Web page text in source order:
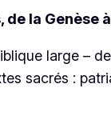
la Genèse
large –
sacrés :